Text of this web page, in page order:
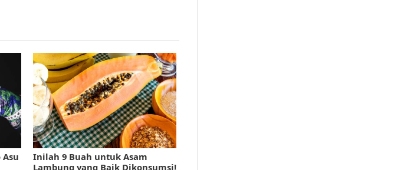
Inilah 9 Buah untuk Asam
Lambung yang Baik Dikonsumsi!